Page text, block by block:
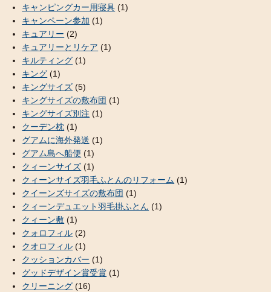
キャンピングカー用寝具 (1)
キャンペーン参加 (1)
キュアリー (2)
キュアリーとリケア (1)
キルティング (1)
キング (1)
キングサイズ (5)
キングサイズの敷布団 (1)
キングサイズ別注 (1)
クーデン枕 (1)
グアムに海外発送 (1)
グアム島へ船便 (1)
クィーンサイズ (1)
クィーンサイズ羽毛ふとんのリフォーム (1)
クイーンズサイズの敷布団 (1)
クィーンデュエット羽毛掛ふとん (1)
クィーン敷 (1)
クォロフィル (2)
クオロフィル (1)
クッションカバー (1)
グッドデザイン賞受賞 (1)
クリーニング (16)